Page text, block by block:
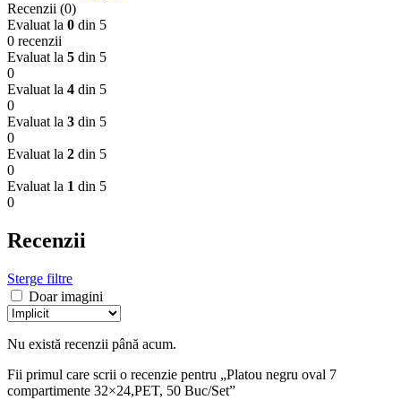
Recenzii (0)
Evaluat la 0 din 5
0 recenzii
Evaluat la 5 din 5
0
Evaluat la 4 din 5
0
Evaluat la 3 din 5
0
Evaluat la 2 din 5
0
Evaluat la 1 din 5
0
Recenzii
Sterge filtre
Doar imagini
Nu există recenzii până acum.
Fii primul care scrii o recenzie pentru „Platou negru oval 7
compartimente 32×24,PET, 50 Buc/Set”